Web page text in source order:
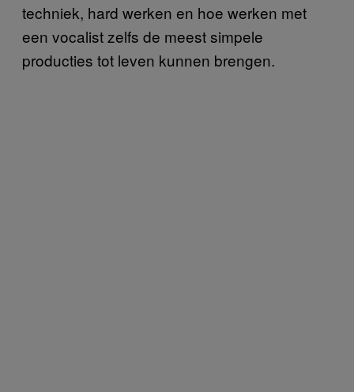
techniek, hard werken en hoe werken met
een vocalist zelfs de meest simpele
producties tot leven kunnen brengen.